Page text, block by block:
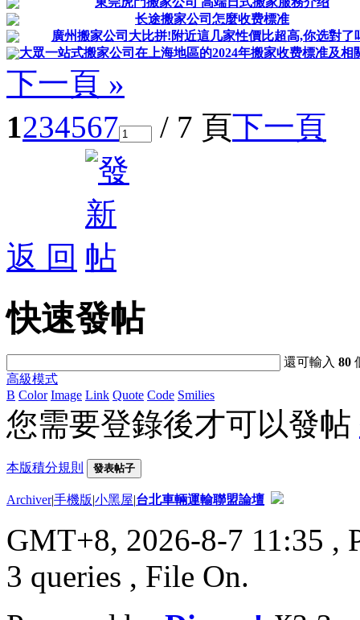
长途搬家公司怎麼收费標准
廣州搬家公司大比拼!附近這几家性價比超高,你选對了
大眾一站式搬家公司在上海地區的2024年搬家收费標准及相
下一頁 »
1234567 / 7 頁下一頁
返 回
快速發帖
還可輸入80
高級模式
B Color Image Link Quote Code Smilies
您需要登錄後才可以發帖
本版積分規則 發表帖子
Archiver|手機版|小黑屋|台北車輛運輸聯盟論壇
GMT+8, 2026-8-7 11:35 ,
3 queries , File On.